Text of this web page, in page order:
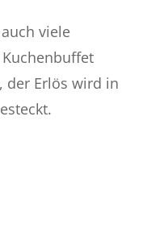
viele
der Erlös wird in